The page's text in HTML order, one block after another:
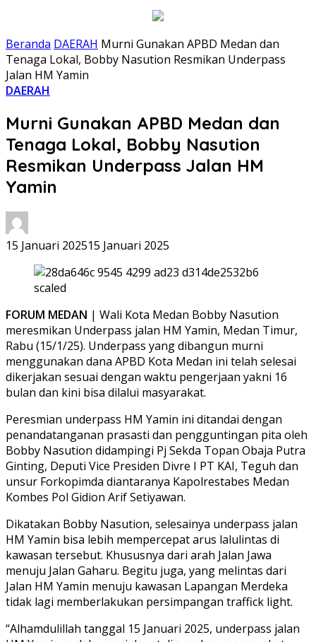
Beranda DAERAH Murni Gunakan APBD Medan dan
Tenaga Lokal, Bobby Nasution Resmikan Underpass
Jalan HM Yamin
DAERAH
Murni Gunakan APBD Medan dan
Tenaga Lokal, Bobby Nasution
Resmikan Underpass Jalan HM
Yamin
15 Januari 202515 Januari 2025
FORUM MEDAN | Wali Kota Medan Bobby Nasution
meresmikan Underpass jalan HM Yamin, Medan Timur,
Rabu (15/1/25). Underpass yang dibangun murni
menggunakan dana APBD Kota Medan ini telah selesai
dikerjakan sesuai dengan waktu pengerjaan yakni 16
bulan dan kini bisa dilalui masyarakat.
Peresmian underpass HM Yamin ini ditandai dengan
penandatanganan prasasti dan pengguntingan pita oleh
Bobby Nasution didampingi Pj Sekda Topan Obaja Putra
Ginting, Deputi Vice Presiden Divre I PT KAI, Teguh dan
unsur Forkopimda diantaranya Kapolrestabes Medan
Kombes Pol Gidion Arif Setiyawan.
Dikatakan Bobby Nasution, selesainya underpass jalan
HM Yamin bisa lebih mempercepat arus lalulintas di
kawasan tersebut. Khususnya dari arah Jalan Jawa
menuju Jalan Gaharu. Begitu juga, yang melintas dari
Jalan HM Yamin menuju kawasan Lapangan Merdeka
tidak lagi memberlakukan persimpangan traffick light.
“Alhamdulillah tanggal 15 Januari 2025, underpass jalan